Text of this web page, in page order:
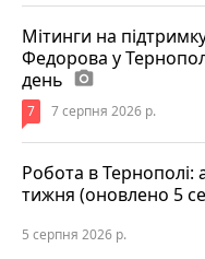
Мітинги на
Федорова у
день photo_camera
7 7 серпня 2026 р.
Робота в Тернополі:
тижня (оновлено 5
5 серпня 2026 р.